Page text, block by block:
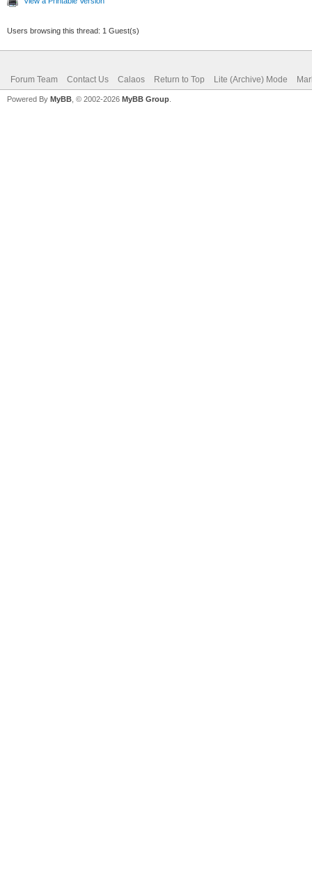
Users browsing this thread: 1 Guest(s)
Forum Team Contact Us Calaos Return to Top Lite (Archive) Mode
Powered By MyBB , © 2002-2026 MyBB Group